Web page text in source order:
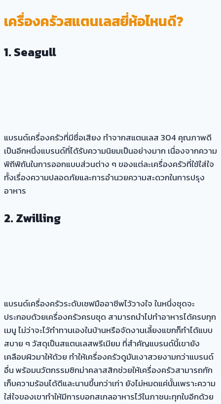
เครื่องครัวสแตนเลสยี่ห้อไหนดี?
1. Seagull
แบรนด์เครื่องครัวที่มีชื่อเสียง ทำจากสแตนเลส 304 คุณภาพดี
เป็นอีกหนึ่งแบรนด์ที่ได้รับความนิยมเป็นอย่างมาก เนื่องจากความ
พิถีพิถันในการออกแบบส่วนต่าง ๆ ของแต่ละเครื่องครัวที่ใช้ใส่ใจ
ทั้งเรื่องความปลอดภัยและการอำนวยความสะดวกในการปรุง
อาหาร
2. Zwilling
แบรนด์เครื่องครัวระดับเชฟมืออาชีพไว้วางใจ ในหนึ่งชุดจะ
ประกอบด้วยเครื่องครัวครบชุด สามารถนำไปทำอาหารได้ครบทุก
เมนู ไม่ว่าจะไว้ทำทานเองในบ้านหรือจัดงานเลี้ยงแขกก็ทำได้แบบ
สบาย ๆ วัสดุเป็นสแตนเลสพรีเมียม ที่สำคัญแบรนด์นี้เขายัง
เคลือบผิวมาให้ด้วย ทำให้เครื่องครัวดูมันเงาสวยงามกว่าแบรนด์
อื่น พร้อมนวัตกรรมซิกม่าคลาสสิกช่วยให้เครื่องครัวสามารถกัก
เก็บความร้อนได้ดีและนานขึ้นกว่าเก่า ยังไม่หมดแค่นั้นเพราะความ
ใส่ใจของเขาทำให้มีการบอกสเกลอาหารไว้ในภาชนะทุกใบอีกด้วย